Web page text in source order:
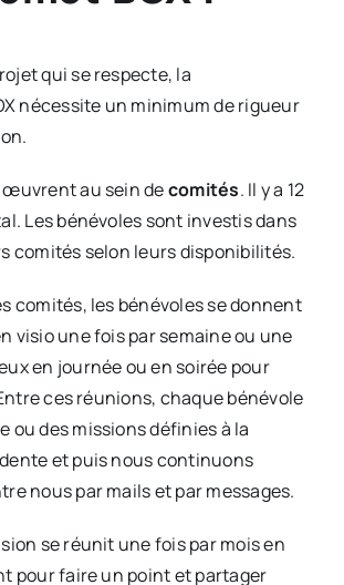
qui se respecte, la
nécessite un minimum de rigueur
œuvrent au sein decomités. Il y a 12
Les bénévoles sont investis dans
comités selon leurs disponibilités.
comités, les bénévoles se donnent
visio une fois par semaine ou une
en journée ou en soirée pour
ces réunions, chaque bénévole
ou des missions définies à la
et puis nous continuons
nous par mails et par messages.
se réunit une fois par mois en
pour faire un point et partager